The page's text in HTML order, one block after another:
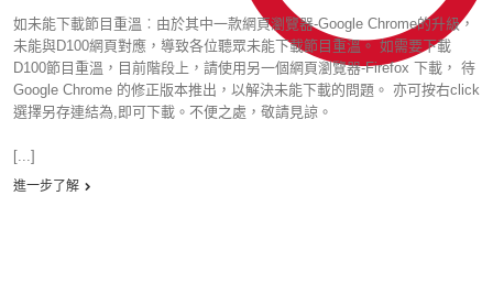
如未能下載節目重溫︰由於其中一款網頁瀏覽器-Google Chrome的升級，
未能與D100網頁對應，導致各位聽眾未能下載節目重溫。 如需要下載
D100節目重溫，目前階段上，請使用另一個網頁瀏覽器-Firefox 下載， 待
Google Chrome 的修正版本推出，以解決未能下載的問題。 亦可按右click
選擇另存連結為,即可下載。不便之處，敬請見諒。
[...]
進一步了解